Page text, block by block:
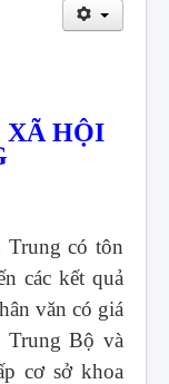
XÃ HỘI
Trung có tôn
các kết quả
văn có giá
Bộ và
cơ sở khoa